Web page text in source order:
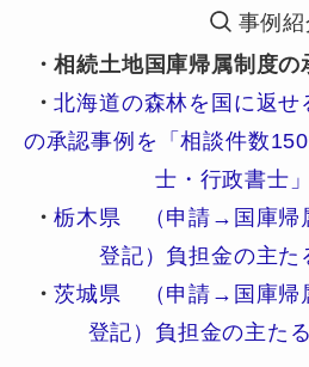
事例紹
・相続土地国庫帰属制度
・北海道の森林を国に返せ
の承認事例を「相談件数
士・行政書士
・栃木県 （申請→国庫帰
登記）負担金の主た
・茨城県 （申請→国庫帰
登記）負担金の主た